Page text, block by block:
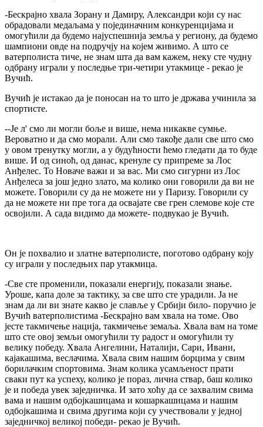
-Бескрајно хвала Зорану и Дамиру, Александри који су нас
обрадовали медаљама у појединачним конкуренцијама и
омогућили да будемо најуспешнија земља у региону, да будемо
шампиони овде на подручју на којем живимо. А што се
ватерполиста тиче, не знам шта да вам кажем, неку сте чудну
одбрану играли у последње три-четири утакмице - рекао је
Вучић.
Вучић је истакао да је поносан на то што је држава учинила за
спортисте.
--Је л' смо ли могли боље и више, нема никакве сумње.
Вероватно и да смо морали. Али смо такође дали све што смо
у овом тренутку могли, а у будућности ћемо гледати да то буде
више. И од синоћ, од данас, кренуле су припреме за Лос
Анђелес. То Новаче важи и за вас. Ми смо сигурни из Лос
Анђелеса за још једно злато, ма колико они говорили да ви не
можете. Говорили су да не можете ни у Паризу. Говорили су
да не можете ни пре тога да освајате све грен слемове које сте
освојили. А сада видимо да можете- подвукао је Вучић.
Он је похвалио и златне ватерполисте, поготово одбрану коју
су играли у последњих пар утакмица.
-Све сте променили, показали енергију, показали знање.
Уроше, капа доле за тактику, за све што сте урадили. Ја не
знам да ли ви знате какво је славље у Србији било- поручио је
Вучић ватерполистима -Бескрајно вам хвала на томе. Ово
јесте такмичење нација, такмичење земаља. Хвала вам на томе
што сте овој земљи омогућили ту радост и омогућили ту
велику победу. Хвала Ангелини, Наталији, Сари, Ивани,
кајакашима, веслачима. Хвала свим нашим борцима у свим
борилачким спортовима. Знам колика усамљеност прати
сваки пут ка успеху, колико је пораз, лична ствар, баш колико
је и победа увек заједничка. И зато хоћу да се захвалим свима
вама и нашим одбојкашицама и кошаркашицама и нашим
одбојкашима и свима другима који су учествовали у једној
заједничкој великој победи- рекао је Вучић.